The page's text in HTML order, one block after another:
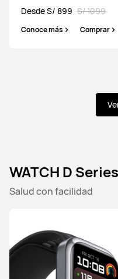
Desde S/ 899 S/ 1099
Conoce más Comprar
WATCH D Series
Salud con facilidad
WATCH Series